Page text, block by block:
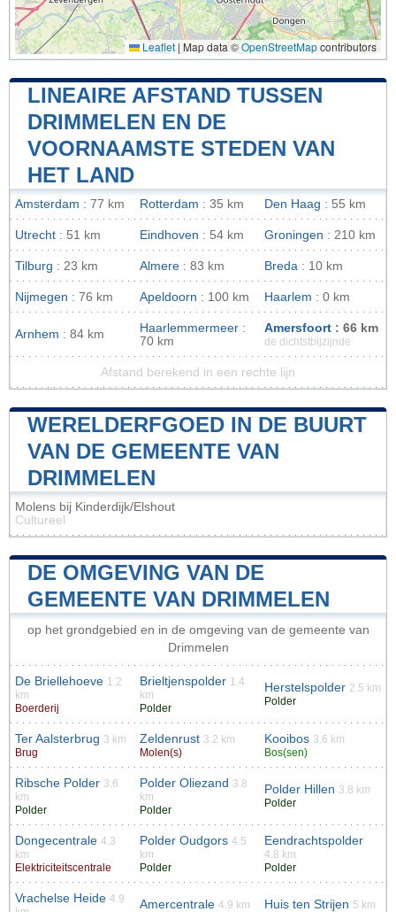
Leaflet | Map data ©OpenStreetMapcontributors
LINEAIRE AFSTAND TUSSEN
DRIMMELEN EN DE
VOORNAAMSTE STEDEN VAN
HET LAND
Amsterdam : 77 km Rotterdam : 35 km Den Haag : 55 km
Utrecht : 51 km Eindhoven : 54 km Groningen : 210 km
Tilburg : 23 km Almere : 83 km Breda : 10 km
Nijmegen : 76 km Apeldoorn : 100 km Haarlem : 0 km
Arnhem : 84 km Haarlemmermeer :
70 km
Amersfoort : 66 km
de dichtstbijzijnde
Afstand berekend in een rechte lijn
WERELDERFGOED IN DE BUURT
VAN DE GEMEENTE VAN
DRIMMELEN
Molens bij Kinderdijk/Elshout
Cultureel
DE OMGEVING VAN DE
GEMEENTE VAN DRIMMELEN
op het grondgebied en in de omgeving van de gemeente van
Drimmelen
De Briellehoeve 1.2
km
Boerderij
Brieltjenspolder 1.4
km
Polder
Herstelspolder 2.5 km
Polder
Ter Aalsterbrug 3 km
Brug
Zeldenrust 3.2 km
Molen(s)
Kooibos 3.6 km
Bos(sen)
Ribsche Polder 3.6
km
Polder
Polder Oliezand 3.8
km
Polder
Polder Hillen 3.8 km
Polder
Dongecentrale 4.3
km
Elektriciteitscentrale
Polder Oudgors 4.5
km
Polder
Eendrachtspolder
4.8 km
Polder
Vrachelse Heide 4.9
Amercentrale 4.9 km
Huis ten Strijen 5 km